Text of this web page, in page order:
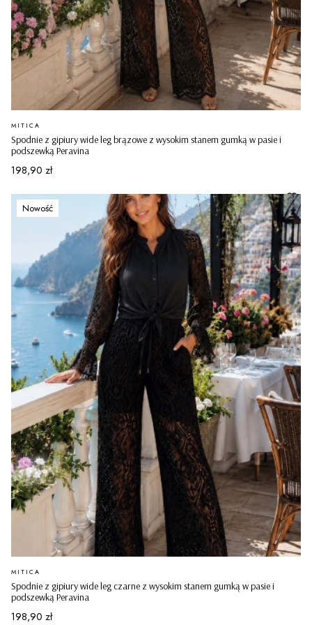
Spodnie z gipiury wide leg brązowe z wysokim stanem gumką w pasie i
podszewką Peravina
PRODUCENT
MITICA
Cena
198,90 zł
Nowość
Spodnie z gipiury wide leg czarne z wysokim stanem gumką w pasie i
podszewką Peravina
PRODUCENT
MITICA
Cena
198,90 zł